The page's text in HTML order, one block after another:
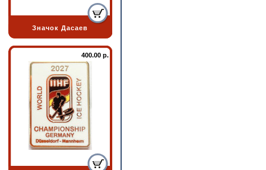
Значок Дасаев
400.00 р.